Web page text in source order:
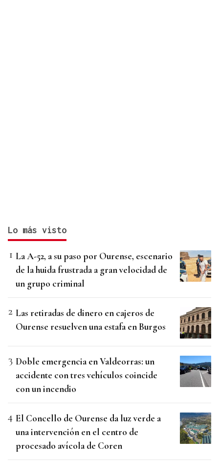
Lo más visto
La A-52, a su paso por Ourense, escenario
de la huida frustrada a gran velocidad de
un grupo criminal
Las retiradas de dinero en cajeros de
Ourense resuelven una estafa en Burgos
Doble emergencia en Valdeorras: un
accidente con tres vehículos coincide
con un incendio
El Concello de Ourense da luz verde a
una intervención en el centro de
procesado avícola de Coren